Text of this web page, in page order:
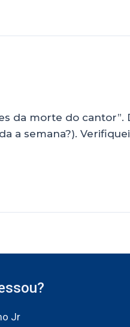
da morte do cantor”.
a semana?).
Jr